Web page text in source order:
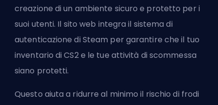
creazione di un ambiente sicuro e protetto per i
suoi utenti. Il sito web integra il sistema di
autenticazione di Steam per garantire che il tuo
inventario di CS2 e le tue attività di scommessa
siano protetti.
Questo aiuta a ridurre al minimo il rischio di frodi